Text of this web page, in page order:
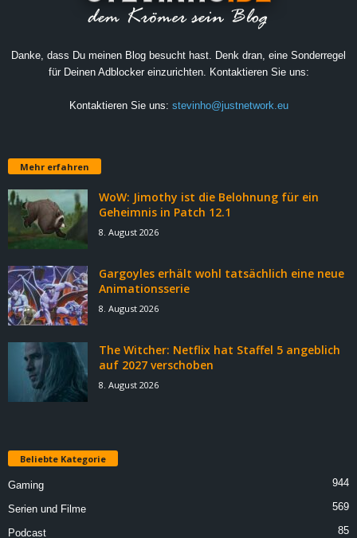
Danke, dass Du meinen Blog besucht hast. Denk dran, eine Sonderregel
für Deinen Adblocker einzurichten. Kontaktieren Sie uns:
Kontaktieren Sie uns: stevinho@justnetwork.eu
Mehr erfahren
WoW: Jimothy ist die Belohnung für ein
Geheimnis in Patch 12.1
8. August 2026
Gargoyles erhält wohl tatsächlich eine neue
Animationsserie
8. August 2026
The Witcher: Netflix hat Staffel 5 angeblich
auf 2027 verschoben
8. August 2026
Beliebte Kategorie
Gaming 944
Serien und Filme 569
Podcast 85